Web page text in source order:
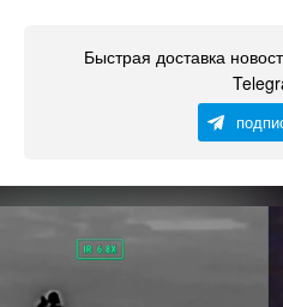
Быстрая доставка